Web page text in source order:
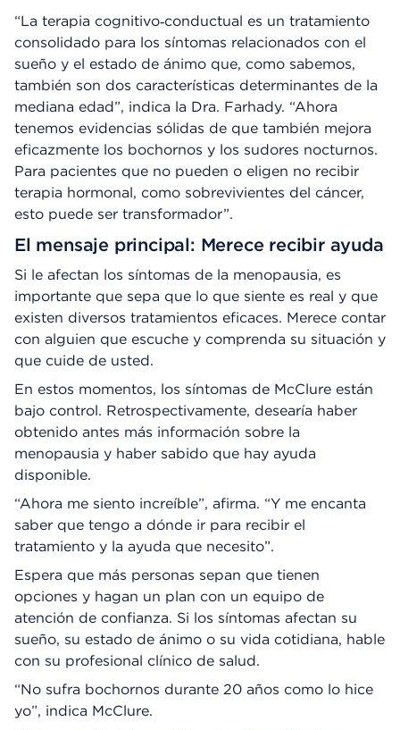
“La terapia cognitivo‑conductual es un tratamiento
consolidado para los síntomas relacionados con el
sueño y el estado de ánimo que, como sabemos,
también son dos características determinantes de la
mediana edad”, indica la Dra. Farhady. “Ahora
tenemos evidencias sólidas de que también mejora
eficazmente los bochornos y los sudores nocturnos.
Para pacientes que no pueden o eligen no recibir
terapia hormonal, como sobrevivientes del cáncer,
esto puede ser transformador”.
El mensaje principal: Merece recibir ayuda
Si le afectan los síntomas de la menopausia, es
importante que sepa que lo que siente es real y que
existen diversos tratamientos eficaces. Merece contar
con alguien que escuche y comprenda su situación y
que cuide de usted.
En estos momentos, los síntomas de McClure están
bajo control. Retrospectivamente, desearía haber
obtenido antes más información sobre la
menopausia y haber sabido que hay ayuda
disponible.
“Ahora me siento increíble”, afirma. “Y me encanta
saber que tengo a dónde ir para recibir el
tratamiento y la ayuda que necesito”.
Espera que más personas sepan que tienen
opciones y hagan un plan con un equipo de
atención de confianza. Si los síntomas afectan su
sueño, su estado de ánimo o su vida cotidiana, hable
con su profesional clínico de salud.
“No sufra bochornos durante 20 años como lo hice
yo”, indica McClure.